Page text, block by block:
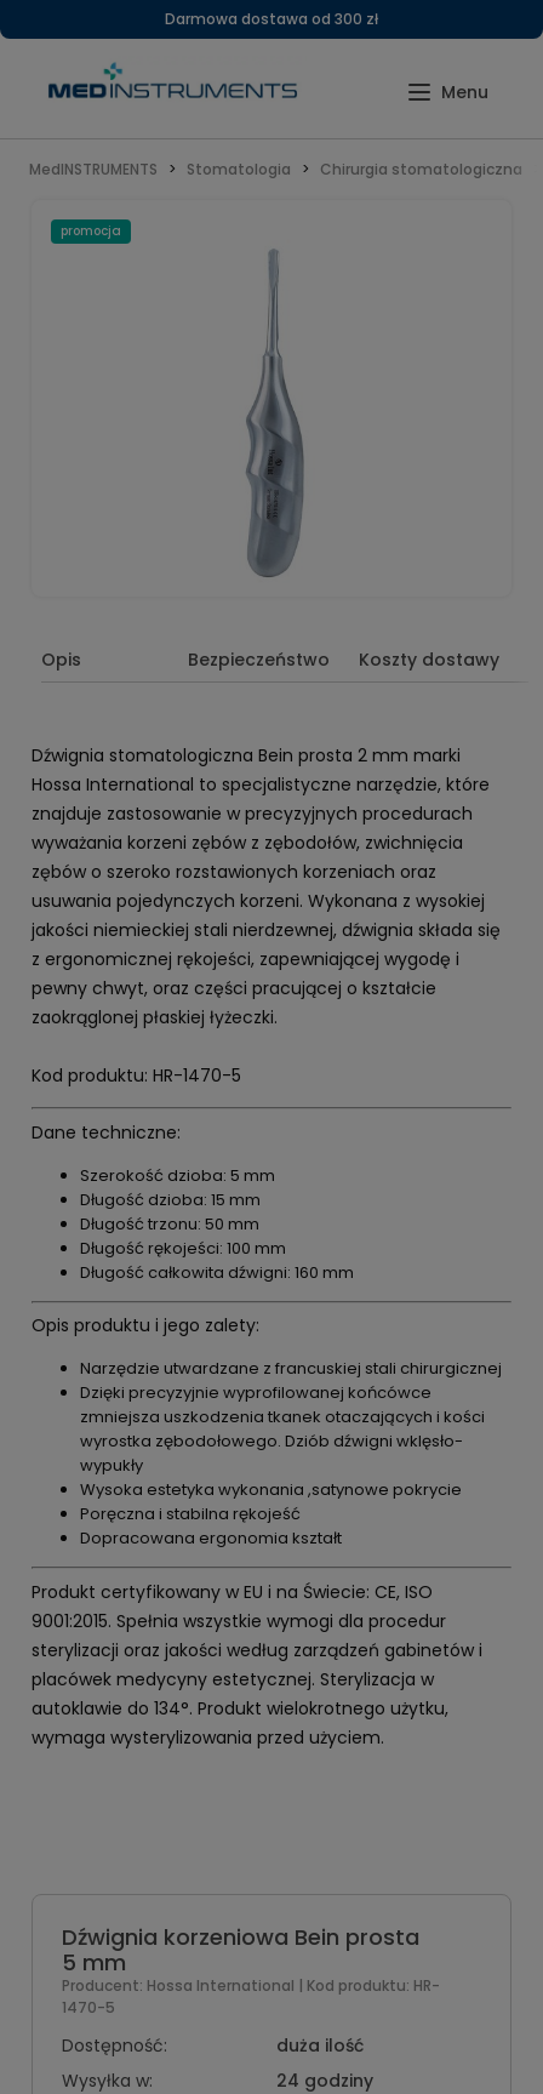
Darmowa dostawa od 300 zł
MedINSTRUMENTS Stomatologia Chirurgia stomatologiczna
promocja
Opis Bezpieczeństwo Koszty dostawy
Dźwignia stomatologiczna Bein prosta 2 mm marki
Hossa International to specjalistyczne narzędzie, które
znajduje zastosowanie w precyzyjnych procedurach
wyważania korzeni zębów z zębodołów, zwichnięcia
zębów o szeroko rozstawionych korzeniach oraz
usuwania pojedynczych korzeni. Wykonana z wysokiej
jakości niemieckiej stali nierdzewnej, dźwignia składa się
z ergonomicznej rękojeści, zapewniającej wygodę i
pewny chwyt, oraz części pracującej o kształcie
zaokrąglonej płaskiej łyżeczki.
Kod produktu: HR-1470-5
Dane techniczne:
Szerokość dzioba: 5 mm
Długość dzioba: 15 mm
Długość trzonu: 50 mm
Długość rękojeści: 100 mm
Długość całkowita dźwigni: 160 mm
Opis produktu i jego zalety:
Narzędzie utwardzane z francuskiej stali chirurgicznej
Dzięki precyzyjnie wyprofilowanej końcówce
zmniejsza uszkodzenia tkanek otaczających i kości
wyrostka zębodołowego. Dziób dźwigni wklęsło-
wypukły
Wysoka estetyka wykonania ,satynowe pokrycie
Poręczna i stabilna rękojeść
Dopracowana ergonomia kształt
Produkt certyfikowany w EU i na Świecie: CE, ISO
9001:2015. Spełnia wszystkie wymogi dla procedur
sterylizacji oraz jakości według zarządzeń gabinetów i
placówek medycyny estetycznej. Sterylizacja w
autoklawie do 134°. Produkt wielokrotnego użytku,
wymaga wysterylizowania przed użyciem.
Dźwignia korzeniowa Bein prosta
5 mm
Producent: Hossa International | Kod produktu: HR-
1470-5
Dostępność:
duża ilość
Wysyłka w:
24 godziny